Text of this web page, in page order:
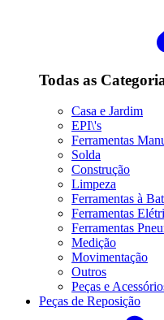
Todas as
Casa e Jardim
EPI\'s
Ferramentas
Solda
Construção
Limpeza
Ferramentas à
Ferramentas
Ferramentas
Medição
Movimentação
Outros
Peças e
Peças de Reposição